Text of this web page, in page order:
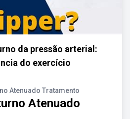
da pressão arterial:
do exercício
Atenuado Tratamento
Atenuado